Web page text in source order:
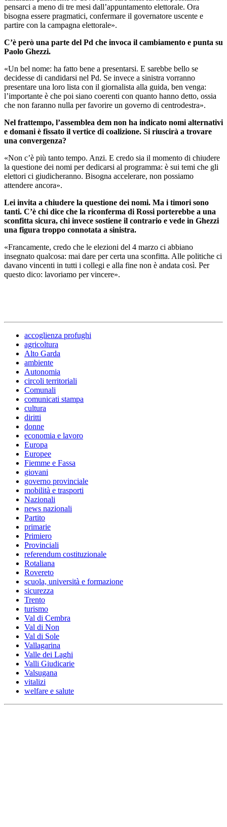
pensarci a meno di tre mesi dall’appuntamento elettorale. Ora
bisogna essere pragmatici, confermare il governatore uscente e
partire con la campagna elettorale».
C’è però una parte del Pd che invoca il cambiamento e punta su
Paolo Ghezzi.
«Un bel nome: ha fatto bene a presentarsi. E sarebbe bello se
decidesse di candidarsi nel Pd. Se invece a sinistra vorranno
presentare una loro lista con il giornalista alla guida, ben venga:
l’importante è che poi siano coerenti con quanto hanno detto, ossia
che non faranno nulla per favorire un governo di centrodestra».
Nel frattempo, l’assemblea dem non ha indicato nomi alternativi
e domani è fissato il vertice di coalizione. Si riuscirà a trovare
una convergenza?
«Non c’è più tanto tempo. Anzi. E credo sia il momento di chiudere
la questione dei nomi per dedicarsi al programma: è sui temi che gli
elettori ci giudicheranno. Bisogna accelerare, non possiamo
attendere ancora».
Lei invita a chiudere la questione dei nomi. Ma i timori sono
tanti. C’è chi dice che la riconferma di Rossi porterebbe a una
sconfitta sicura, chi invece sostiene il contrario e vede in Ghezzi
una figura troppo connotata a sinistra.
«Francamente, credo che le elezioni del 4 marzo ci abbiano
insegnato qualcosa: mai dare per certa una sconfitta. Alle politiche ci
davano vincenti in tutti i collegi e alla fine non è andata così. Per
questo dico: lavoriamo per vincere».
accoglienza profughi
agricoltura
Alto Garda
ambiente
Autonomia
circoli territoriali
Comunali
comunicati stampa
cultura
diritti
donne
economia e lavoro
Europa
Europee
Fiemme e Fassa
giovani
governo provinciale
mobilità e trasporti
Nazionali
news nazionali
Partito
primarie
Primiero
Provinciali
referendum costituzionale
Rotaliana
Rovereto
scuola, università e formazione
sicurezza
Trento
turismo
Val di Cembra
Val di Non
Val di Sole
Vallagarina
Valle dei Laghi
Valli Giudicarie
Valsugana
vitalizi
welfare e salute